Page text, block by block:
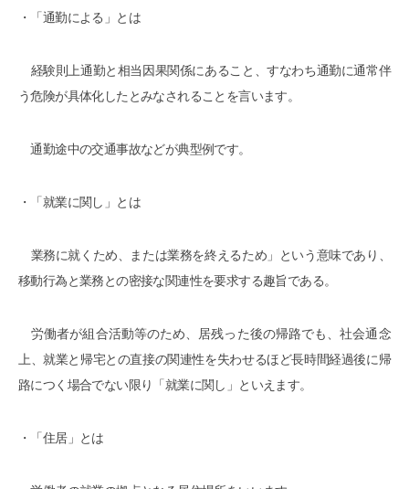
・「通勤による」とは
経験則上通勤と相当因果関係にあること、すなわち通勤に通常伴
う危険が具体化したとみなされることを言います。
通勤途中の交通事故などが典型例です。
・「就業に関し」とは
業務に就くため、または業務を終えるため」という意味であり、
移動行為と業務との密接な関連性を要求する趣旨である。
労働者が組合活動等のため、居残った後の帰路でも、社会通念
上、就業と帰宅との直接の関連性を失わせるほど長時間経過後に帰
路につく場合でない限り「就業に関し」といえます。
・「住居」とは